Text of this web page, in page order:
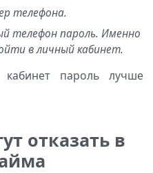
телефона.
телефон пароль. Именно
в личный кабинет.
пароль лучше
отказать в